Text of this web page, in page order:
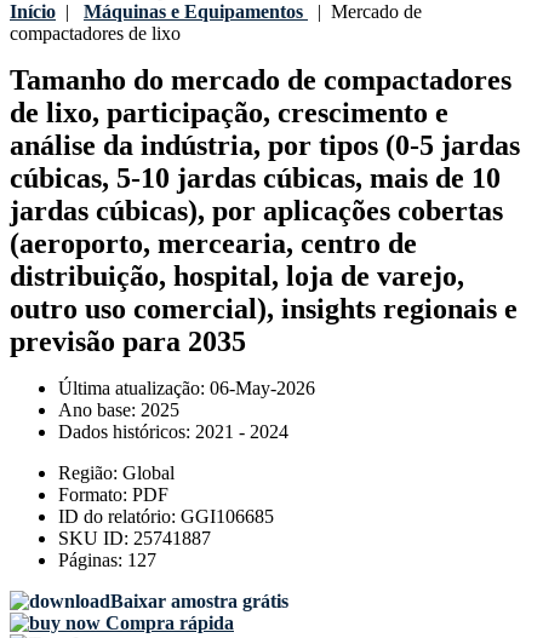
Início | Máquinas e Equipamentos | Mercado de
compactadores de lixo
Tamanho do mercado de compactadores
de lixo, participação, crescimento e
análise da indústria, por tipos (0-5 jardas
cúbicas, 5-10 jardas cúbicas, mais de 10
jardas cúbicas), por aplicações cobertas
(aeroporto, mercearia, centro de
distribuição, hospital, loja de varejo,
outro uso comercial), insights regionais e
previsão para 2035
Última atualização: 06-May-2026
Ano base: 2025
Dados históricos: 2021 - 2024
Região: Global
Formato: PDF
ID do relatório: GGI106685
SKU ID: 25741887
Páginas: 127
Baixar amostra grátis
Compra rápida